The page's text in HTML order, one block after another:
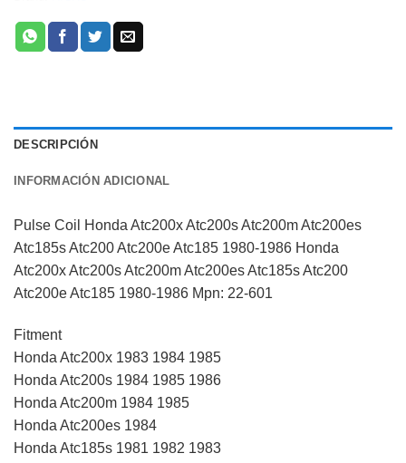
DESCRIPCIÓN
INFORMACIÓN ADICIONAL
Pulse Coil Honda Atc200x Atc200s Atc200m Atc200es
Atc185s Atc200 Atc200e Atc185 1980-1986 Honda
Atc200x Atc200s Atc200m Atc200es Atc185s Atc200
Atc200e Atc185 1980-1986 Mpn: 22-601
Fitment
Honda Atc200x 1983 1984 1985
Honda Atc200s 1984 1985 1986
Honda Atc200m 1984 1985
Honda Atc200es 1984
Honda Atc185s 1981 1982 1983